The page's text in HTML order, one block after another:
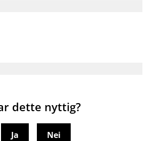
dette nyttig?
Ja Nei